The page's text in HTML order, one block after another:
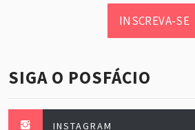
INSCREVA-SE
SIGA O POSFÁCIO
INSTAGRAM